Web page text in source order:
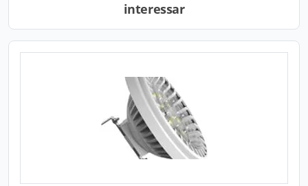
interessar